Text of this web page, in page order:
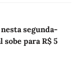
segunda-
para R$ 5